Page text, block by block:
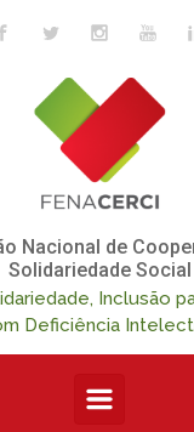
Nacional de
Solidariedade Social
Inclusão
Deficiência